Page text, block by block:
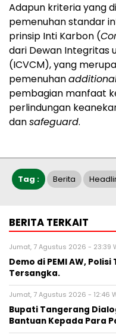
Adapun kriteria yang
pemenuhan standar
prinsip Inti Karbon (
dari Dewan Integritas
(ICVCM), yang
pemenuhan
pembagian manfaat
perlindungan
dansafeguard.
Tag : Berita
BERITA TERKAIT
Jumat, 7 Agustus 2026 - 23:39
Demo di PEMI AW,
Tersangka.
Jumat, 7 Agustus 2026 - 12:46
Bupati Tangerang
Bantuan Kepada Para